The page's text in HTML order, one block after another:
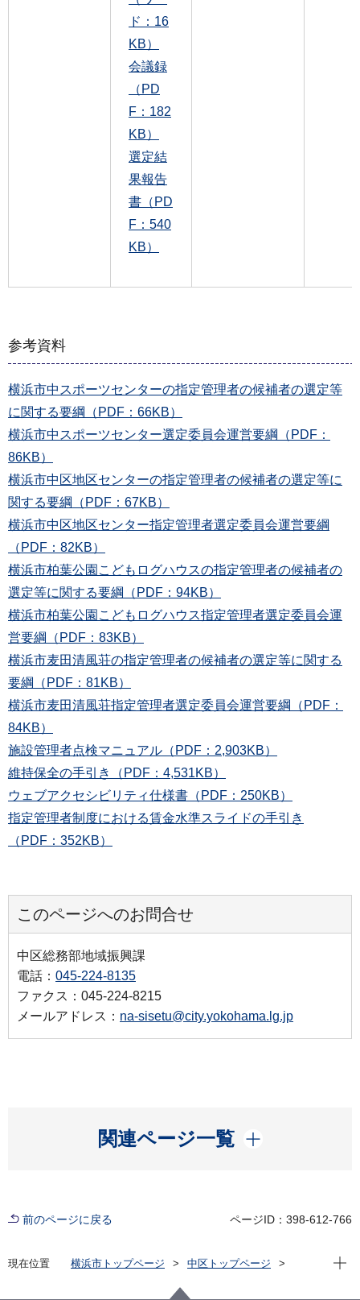
ド：16
KB）
会議録
（PD
F：182
KB）
選定結
果報告
書（PD
F：540
KB）
参考資料
横浜市中スポーツセンターの指定管理者の候補者の選定等
に関する要綱（PDF：66KB）
横浜市中スポーツセンター選定委員会運営要綱（PDF：
86KB）
横浜市中区地区センターの指定管理者の候補者の選定等に
関する要綱（PDF：67KB）
横浜市中区地区センター指定管理者選定委員会運営要綱
（PDF：82KB）
横浜市柏葉公園こどもログハウスの指定管理者の候補者の
選定等に関する要綱（PDF：94KB）
横浜市柏葉公園こどもログハウス指定管理者選定委員会運
営要綱（PDF：83KB）
横浜市麦田清風荘の指定管理者の候補者の選定等に関する
要綱（PDF：81KB）
横浜市麦田清風荘指定管理者選定委員会運営要綱（PDF：
84KB）
施設管理者点検マニュアル（PDF：2,903KB）
維持保全の手引き（PDF：4,531KB）
ウェブアクセシビリティ仕様書（PDF：250KB）
指定管理者制度における賃金水準スライドの手引き
（PDF：352KB）
このページへのお問合せ
中区総務部地域振興課
電話： 045-224-8135
ファクス：045-224-8215
メールアドレス： na-sisetu@city.yokohama.lg.jp
関連ページ一覧
開く
前のページに戻る ページID：398-612-766
現在位置 横浜市トップページ
中区トップページ
現在